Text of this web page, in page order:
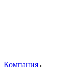
Компания